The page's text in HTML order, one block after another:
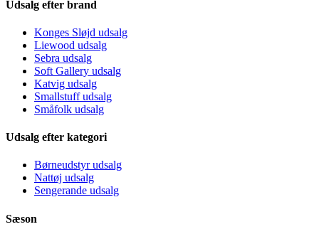
Udsalg efter brand
Konges Sløjd udsalg
Liewood udsalg
Sebra udsalg
Soft Gallery udsalg
Katvig udsalg
Smallstuff udsalg
Småfolk udsalg
Udsalg efter kategori
Børneudstyr udsalg
Nattøj udsalg
Sengerande udsalg
Sæson